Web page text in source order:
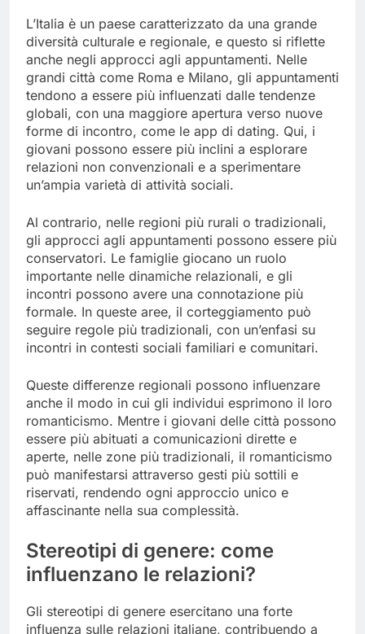
L’Italia è un paese caratterizzato da una grande
diversità culturale e regionale, e questo si riflette
anche negli approcci agli appuntamenti. Nelle
grandi città come Roma e Milano, gli appuntamenti
tendono a essere più influenzati dalle tendenze
globali, con una maggiore apertura verso nuove
forme di incontro, come le app di dating. Qui, i
giovani possono essere più inclini a esplorare
relazioni non convenzionali e a sperimentare
un’ampia varietà di attività sociali.
Al contrario, nelle regioni più rurali o tradizionali,
gli approcci agli appuntamenti possono essere più
conservatori. Le famiglie giocano un ruolo
importante nelle dinamiche relazionali, e gli
incontri possono avere una connotazione più
formale. In queste aree, il corteggiamento può
seguire regole più tradizionali, con un’enfasi su
incontri in contesti sociali familiari e comunitari.
Queste differenze regionali possono influenzare
anche il modo in cui gli individui esprimono il loro
romanticismo. Mentre i giovani delle città possono
essere più abituati a comunicazioni dirette e
aperte, nelle zone più tradizionali, il romanticismo
può manifestarsi attraverso gesti più sottili e
riservati, rendendo ogni approccio unico e
affascinante nella sua complessità.
Stereotipi di genere: come
influenzano le relazioni?
Gli stereotipi di genere esercitano una forte
influenza sulle relazioni italiane, contribuendo a